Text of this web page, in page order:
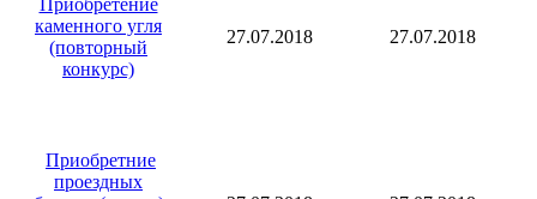
каменного угля
(повторный
конкурс)
27.07.2018 27.07.2018
Приобретние
проездных